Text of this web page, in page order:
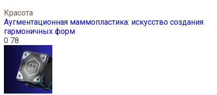
Красота
Аугментационная маммопластика: искусство создания
гармоничных форм
0 78